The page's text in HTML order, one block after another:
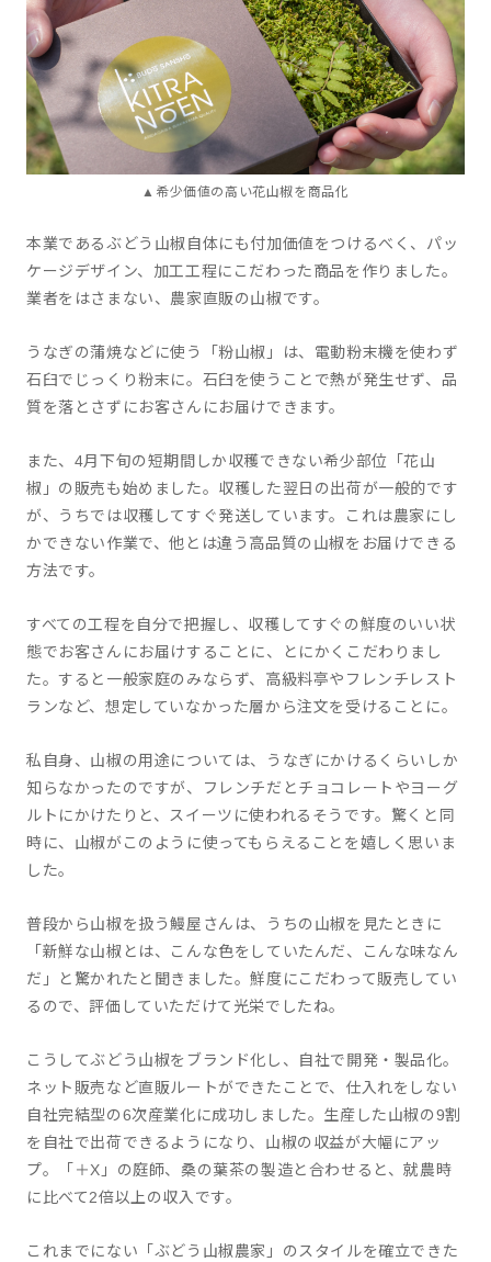
▲希少価値の高い花山椒を商品化
本業であるぶどう山椒自体にも付加価値をつけるべく、パッ
ケージデザイン、加工工程にこだわった商品を作りました。
業者をはさまない、農家直販の山椒です。
うなぎの蒲焼などに使う「粉山椒」は、電動粉末機を使わず
石臼でじっくり粉末に。石臼を使うことで熱が発生せず、品
質を落とさずにお客さんにお届けできます。
また、4月下旬の短期間しか収穫できない希少部位「花山
椒」の販売も始めました。収穫した翌日の出荷が一般的です
が、うちでは収穫してすぐ発送しています。これは農家にし
かできない作業で、他とは違う高品質の山椒をお届けできる
方法です。
すべての工程を自分で把握し、収穫してすぐの鮮度のいい状
態でお客さんにお届けすることに、とにかくこだわりまし
た。すると一般家庭のみならず、高級料亭やフレンチレスト
ランなど、想定していなかった層から注文を受けることに。
私自身、山椒の用途については、うなぎにかけるくらいしか
知らなかったのですが、フレンチだとチョコレートやヨーグ
ルトにかけたりと、スイーツに使われるそうです。驚くと同
時に、山椒がこのように使ってもらえることを嬉しく思いま
した。
普段から山椒を扱う鰻屋さんは、うちの山椒を見たときに
「新鮮な山椒とは、こんな色をしていたんだ、こんな味なん
だ」と驚かれたと聞きました。鮮度にこだわって販売してい
るので、評価していただけて光栄でしたね。
こうしてぶどう山椒をブランド化し、自社で開発・製品化。
ネット販売など直販ルートができたことで、仕入れをしない
自社完結型の6次産業化に成功しました。生産した山椒の9割
を自社で出荷できるようになり、山椒の収益が大幅にアッ
プ。「＋X」の庭師、桑の葉茶の製造と合わせると、就農時
に比べて2倍以上の収入です。
これまでにない「ぶどう山椒農家」のスタイルを確立できた